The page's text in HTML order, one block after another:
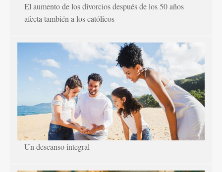
El aumento de los divorcios después de los 50 años
afecta también a los católicos
Un descanso integral